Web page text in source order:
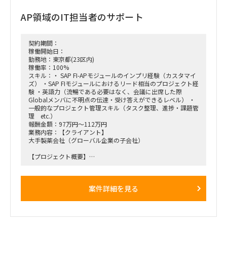
・当該プロジェクトのBiz支援としてUAT実行、業務設計、マ
ニュアル修正等のドキュメンテーション、トレーニング支援を
【期間】
・26年1月以降～終了時期未定（Go Liveは2027年1月予定）
【働き方】
・オンサイト・リモート併用
・ 現状週1日のオンサイト予定（汐留のクライアントオフィ
ス）
AP領域のIT担当者のサポート
契約期間：
稼働開始日：
勤務地：東京都(23区内)
稼働率：100%
スキル：・ SAP FI-APモジュールのインプリ経験（カスタマイ
ズ） ・SAP FIモジュールにおけるリード相当のプロジェクト経
験 ・英語力（流暢である必要はなく、会議に出席した際
Globalメンバに不明点の伝達・受け答えができるレベル） ・
一般的なプロジェクト管理スキル（タスク整理、進捗・課題管
理 etc.）
報酬金額：97万円～112万円
業務内容：【クライアント】
大手製薬会社（グローバル企業の子会社）
【プロジェクト概要】
案件詳細を見る